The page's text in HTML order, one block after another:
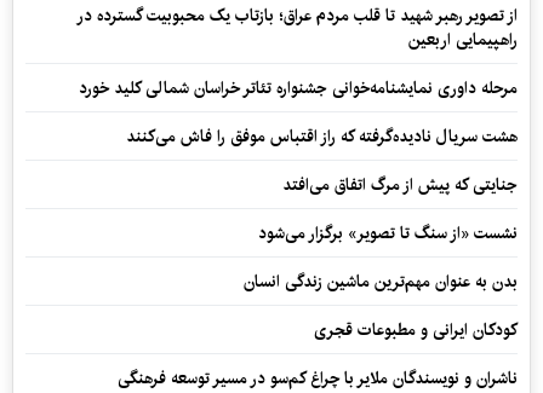
از تصویر رهبر شهید تا قلب مردم عراق؛ بازتاب یک محبوبیت گسترده در
راهپیمایی اربعین
مرحله داوری نمایشنامه‌خوانی جشنواره تئاتر خراسان شمالی کلید خورد
هشت سریال نادیده‌گرفته که راز اقتباس موفق را فاش می‌کنند
جنایتی که پیش از مرگ اتفاق می‌افتد
نشست «از سنگ تا تصویر» برگزار می‌شود
بدن به عنوان مهم‌ترین ماشین زندگی انسان
کودکان ایرانی و مطبوعات قجری
ناشران و نویسندگان ملایر با چراغ کم‌سو در مسیر توسعه فرهنگی